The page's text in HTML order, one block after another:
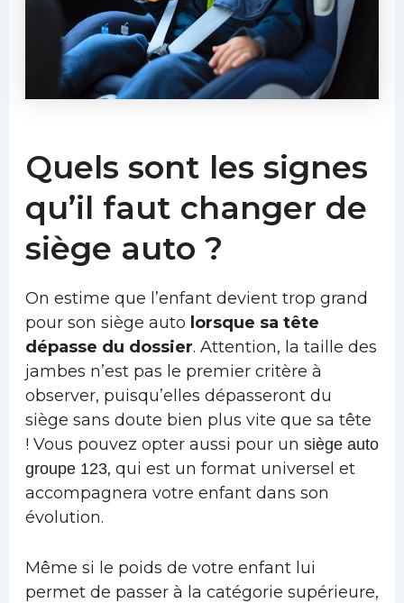
Quels sont les signes
qu’il faut changer de
siège auto ?
On estime que l’enfant devient trop grand
pour son siège auto lorsque sa tête
dépasse du dossier. Attention, la taille des
jambes n’est pas le premier critère à
observer, puisqu’elles dépasseront du
siège sans doute bien plus vite que sa tête
! Vous pouvez opter aussi pour un siège auto
groupe 123, qui est un format universel et
accompagnera votre enfant dans son
évolution.
Même si le poids de votre enfant lui
permet de passer à la catégorie supérieure,